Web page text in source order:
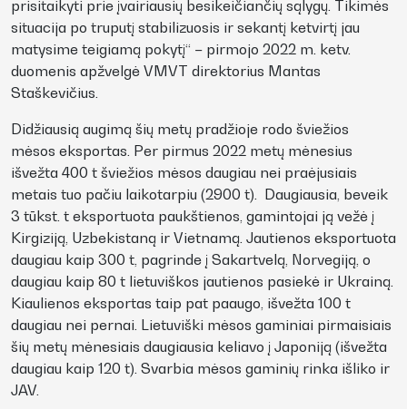
prisitaikyti prie įvairiausių besikeičiančių sąlygų. Tikimės
situacija po truputį stabilizuosis ir sekantį ketvirtį jau
matysime teigiamą pokytį“ – pirmojo 2022 m. ketv.
duomenis apžvelgė VMVT direktorius Mantas
Staškevičius.
Didžiausią augimą šių metų pradžioje rodo šviežios
mėsos eksportas. Per pirmus 2022 metų mėnesius
išvežta 400 t šviežios mėsos daugiau nei praėjusiais
metais tuo pačiu laikotarpiu (2900 t). Daugiausia, beveik
3 tūkst. t eksportuota paukštienos, gamintojai ją vežė į
Kirgiziją, Uzbekistaną ir Vietnamą. Jautienos eksportuota
daugiau kaip 300 t, pagrinde į Sakartvelą, Norvegiją, o
daugiau kaip 80 t lietuviškos jautienos pasiekė ir Ukrainą.
Kiaulienos eksportas taip pat paaugo, išvežta 100 t
daugiau nei pernai. Lietuviški mėsos gaminiai pirmaisiais
šių metų mėnesiais daugiausia keliavo į Japoniją (išvežta
daugiau kaip 120 t). Svarbia mėsos gaminių rinka išliko ir
JAV.